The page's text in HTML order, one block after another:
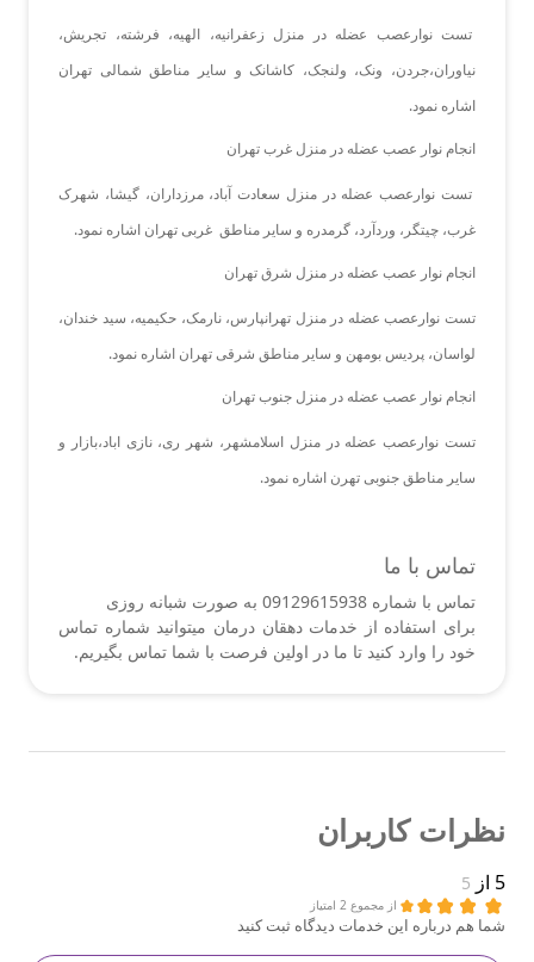
تست نوارعصب عضله در منزل زعفرانیه، الهیه، فرشته، تجریش،
نیاوران،جردن، ونک، ولنجک، کاشانک و سایر مناطق شمالی تهران
اشاره نمود.
انجام نوار عصب عضله در منزل غرب تهران
تست نوارعصب عضله در منزل سعادت آباد، مرزداران، گیشا، شهرک
غرب، چیتگر، وردآرد، گرمدره و سایر مناطق غربی تهران اشاره نمود.
انجام نوار عصب عضله در منزل شرق تهران
تست نوارعصب عضله در منزل تهرانپارس، نارمک، حکیمیه، سید خندان،
لواسان، پردیس بومهن و سایر مناطق شرقی تهران اشاره نمود.
انجام نوار عصب عضله در منزل جنوب تهران
تست نوارعصب عضله در منزل اسلامشهر، شهر ری، نازی اباد،بازار و
سایر مناطق جنوبی تهرن اشاره نمود.
تماس با ما
تماس با شماره 09129615938 به صورت شبانه روزی
برای استفاده از خدمات دهقان درمان میتوانید شماره تماس
خود را وارد کنید تا ما در اولین فرصت با شما تماس بگیریم.
نظرات کاربران
5 از 5
از مجموع 2 امتیاز
شما هم درباره این خدمات دیدگاه ثبت کنید